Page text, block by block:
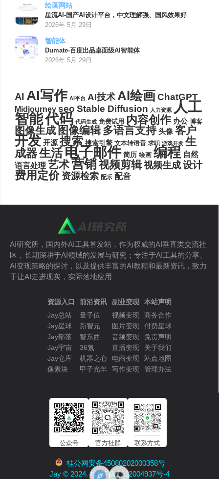
绘画网站
星流AI-国产AI设计平台，中文理解强、国风效果好
2026年 5月 29日
智能体
Dumate-百度出品桌面级AI智能体
2026年 5月 29日
AI AI写作 AI平台 AI技术AI绘画ChatGPT
Midjourney seo Stable Diffusion 人力资源 人工
智能代码 代码生成 免费试用 内容创作 办公 博客
图像生成 图像编辑 多语言支持 头像 客户
开发 开源 搜索 搜索引擎 文本转语音 求职 游戏开发 生
成器生活电子邮件 简历 绘画 编程 自然
语言处理 艺术营销视频剪辑视频生成设计
费用定价 资源检索 配乐 配音
AI研究所，国内外AI工具首发站，作为权威的AI垂直类交流社
区，长期深耕于AI领域的发展与研究；专注于AI工具的分享、
AI变现策略的探讨，以及提供丰富的AI教程和最新资讯，致力
于让AI走进现实，实际落地应用
资源入口
Jay总站
Jay星球
Jay部落
Jay宇宙
Jay仓库
像素块
前沿资讯
量子位
新智元
智东西
36氪
机器之心
甲子光年
副业变现
视频变现
图片变现
音频变现
直播变现
电商变现
写作变现
本站声明
商务合作
付费星球
免责声明
关于我们
站点地图
管理办法
公众号 官方社群 联系方式
桂公网安备45080202000358号
Jay © 2024. 桂ICP备2022004937号-4